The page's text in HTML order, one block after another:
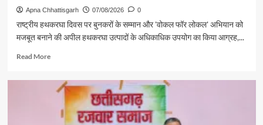
Apna Chhattisgarh 07/08/2026 0
राष्ट्रीय हथकरघा दिवस पर बुनकरों के सम्मान और 'वोकल फॉर लोकल' अभियान को
मजबूत बनाने की अपील हथकरघा उत्पादों के अधिकाधिक उपयोग का किया आग्रह,...
Read MoreRead
पर्यटन
संस्कृति